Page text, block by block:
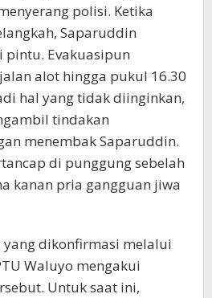
polisi. Ketika
Saparuddin
pintu. Evakuasipun
alot hingga pukul 16.30
hal yang tidak diinginkan,
tindakan
menembak Saparuddin.
di punggung sebelah
kanan pria gangguan jiwa
yang dikonfirmasi melalui
Waluyo mengakui
Untuk saat ini,